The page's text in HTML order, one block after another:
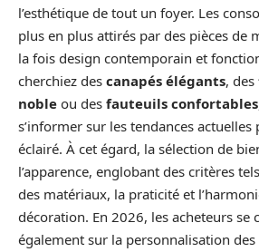
l’esthétique de tout un foyer. Les
plus en plus attirés par des pièces de
la fois design contemporain et
cherchiez des canapés élégants, des
noble ou des fauteuils confortables
s’informer sur les tendances
éclairé. À cet égard, la sélection de
l’apparence, englobant des critères
des matériaux, la praticité et
décoration. En 2026, les acheteurs se
également sur la personnalisation